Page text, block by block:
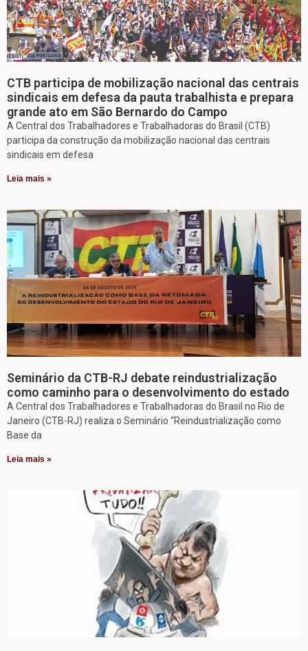
CTB participa de mobilização nacional das centrais
sindicais em defesa da pauta trabalhista e prepara
grande ato em São Bernardo do Campo
A Central dos Trabalhadores e Trabalhadoras do Brasil (CTB)
participa da construção da mobilização nacional das centrais
sindicais em defesa
Leia mais »
Seminário da CTB-RJ debate reindustrialização
como caminho para o desenvolvimento do estado
A Central dos Trabalhadores e Trabalhadoras do Brasil no Rio de
Janeiro (CTB-RJ) realiza o Seminário “Reindustrialização como
Base da
Leia mais »